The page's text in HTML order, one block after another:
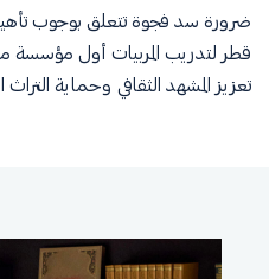
ضرورة سد فجوة تتعلق بوجوب تأهيل
قطر لتدريب المربيات أول مؤسسة
تعزيز المشهد الثقافي وحماية